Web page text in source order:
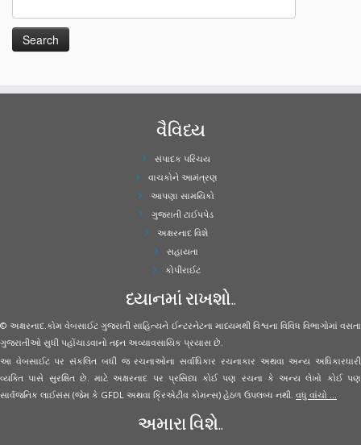
વૈવિધ્ય
સંપાદક પરિચય
વાચકોને આમંત્રણ
આપણા સામયિકો
ગુજરાતી ટાઈપપેડ
અક્ષરનાદ વિશે
સહાયતા
કોપીરાઈટ
ધ્યાનમાં રાખશો..
© અક્ષરનાદ.કોમ વેબસાઈટ ગુજરાતી સાહિત્યને ઈન્ટરનેટના માધ્યમથી વિશ્વના વિવિધ વિભાગોમાં વસતા
ગુજરાતીઓ સુધી પહોંચાડવાનો તદ્દન અવ્યાવસાયિક પ્રયાસ છે.
આ વેબસાઈટ પર સંકલિત બધી જ રચનાઓના સર્વાધિકાર રચનાકાર અથવા અન્ય અધિકારધારી
વ્યક્તિ પાસે સુરક્ષિત છે. માટે અક્ષરનાદ પર પ્રસિધ્ધ કોઈ પણ રચના કે અન્ય લેખો કોઈ પણ
સાર્વજનિક લાઈસંસ (જેમ કે GFDL અથવા ક્રિએટીવ કોમન્સ) હેઠળ ઉપલબ્ધ નથી. વધુ વાંચો ...
અમારા વિશે..